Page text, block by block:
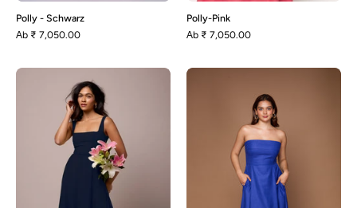
Polly - Schwarz
Аb ₹ 7,050.00
Polly-Pink
Аb ₹ 7,050.00
Olivia
–
Oxford
Blue
Blau